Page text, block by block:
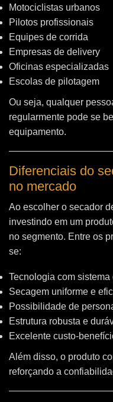
Motociclistas urbanos
Pilotos profissionais
Equipes de corrida
Empresas de delivery
Oficinas especializadas
Escolas de pilotagem
Ou seja, qualquer
regularmente pode se
equipamento.
Diferenciais do
no mercado
Ao escolher o secador
investindo em um
no segmento. Entre os
se:
Tecnologia com sistema
Secagem uniforme e
Possibilidade de
Estrutura robusta e
Excelente custo-
Além disso, o produto
reforçando a